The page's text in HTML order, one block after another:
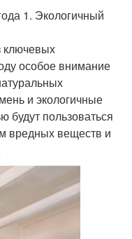
1. Экологичный
ключевых
особое внимание
и экологичные
будут пользоваться
вредных веществ и